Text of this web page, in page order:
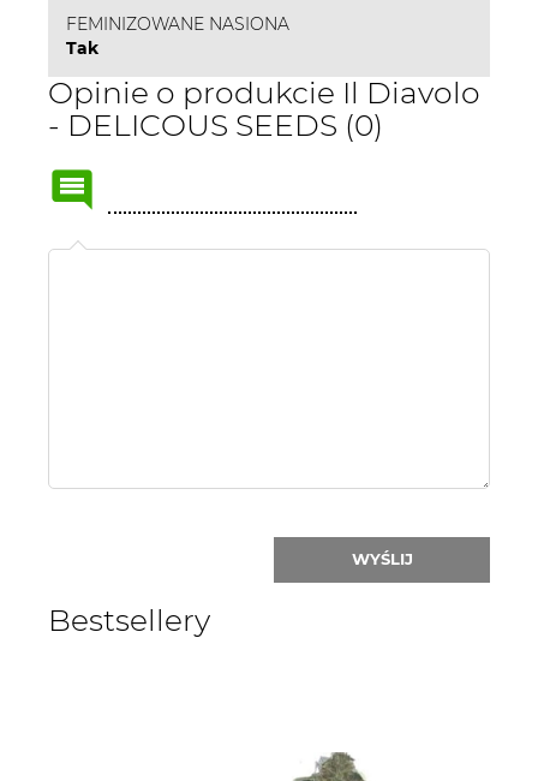
FEMINIZOWANE NASIONA
Tak
Opinie o produkcie Il Diavolo
- DELICOUS SEEDS (0)
WYŚLIJ
Bestsellery